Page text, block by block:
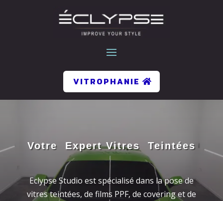
VITROPHANIE
Votre Expert Vitres Teintées
Eclypse Studio est spécialisé dans la pose de
vitres teintées, de films PPF, de covering et de